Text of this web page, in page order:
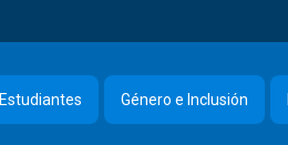
Estudiantes Género e Inclusión